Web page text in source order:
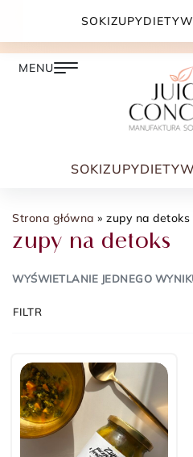
DARMOWA DOSTAWA
SOKIZUPYDIETY
Strona główna » zupy na detoks
zupy na detoks
WYŚWIETLANIE JEDNEGO
FILTR
SOKIZUPYDIETY